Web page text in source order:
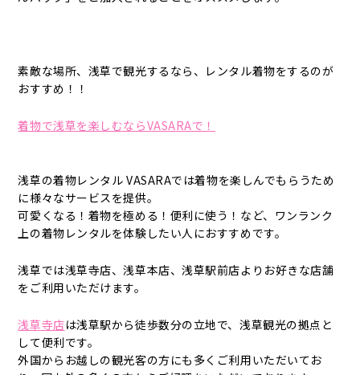
素敵な場所、浅草で観光するなら、レンタル着物をするのが
おすすめ！！
着物で浅草を楽しむならVASARAで！
浅草の着物レンタル VASARAでは着物を楽しんでもらうため
に様々なサービスを提供。
可愛くなる！着物を極める！便利に使う！など、ワンランク
上の着物レンタルを体験したい人におすすめです。
浅草では浅草寺店、浅草本店、浅草駅前店よりお好きな店舗
をご利用いただけます。
浅草寺店は浅草駅から徒歩数分の立地で、浅草観光の拠点と
して便利です。
外国からお越しの観光客の方にも多くご利用いただいてお